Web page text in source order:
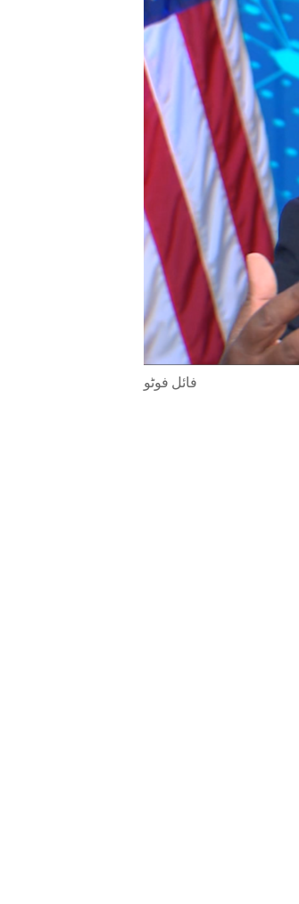
IDEALS AND INSTITUTIONS
فائل فوٹو